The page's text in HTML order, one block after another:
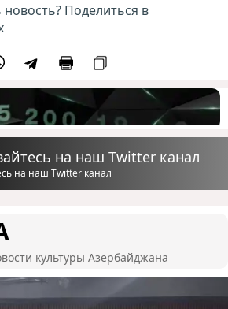
Поделиться в
на наш Twitter канал
на наш Twitter канал
культуры Азербайджана